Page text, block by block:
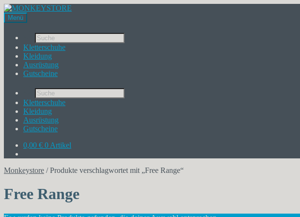
Menü
Products
search
Kletterschuhe
Kleidung
Ausrüstung
Gutscheine
Products
search
Kletterschuhe
Kleidung
Ausrüstung
Gutscheine
0,00 € 0 Artikel
Monkeystore /Produkte verschlagwortet mit „Free Range“
Free Range